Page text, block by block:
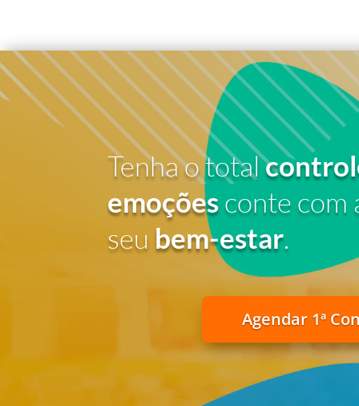
Tenha o total
emoçõesconte com
seu bem-estar.
Agendar 1ª